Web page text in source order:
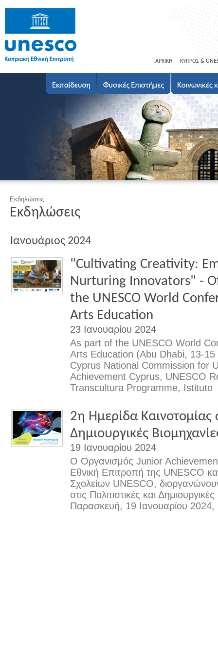
ΑΡΧΙΚΗ ΚΥΠΡΟΣ &
Εκδηλώσεις
Εκδηλώσεις
Ιανουάριος 2024
"Cultivating Creativity:
Nurturing Innovators" -
the UNESCO World
Arts Education
23 Ιανουαρίου 2024
As part of the UNESCO World
Arts Education (Abu Dhabi, 13-
Cyprus National Commission for
Achievement Cyprus, UNESCO
Transcultura Programme, Istituto
2η Ημερίδα Καινοτομίας
Δημιουργικές
19 Ιανουαρίου 2024
Ο Οργανισμός Junior
Εθνική Επιτροπή της UNESCO
Σχολείων UNESCO,
στις Πολιτιστικές και
Παρασκευή, 19 Ιανουαρίου 2024,